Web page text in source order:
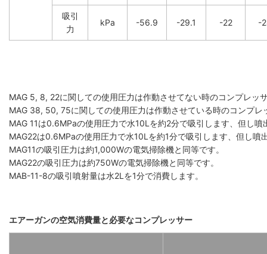
吸引
力
kPa -56.9 -29.1 -22 -
MAG 5, 8, 22に関しての使用圧力は作動させてない時のコンプレッ
MAG 38, 50, 75に関しての使用圧力は作動させている時のコンプレ
MAG 11は0.6MPaの使用圧力で水10Lを約2分で吸引します、但し
MAG22は0.6MPaの使用圧力で水10Lを約1分で吸引します、但し噴
MAG11の吸引圧力は約1,000Wの電気掃除機と同等です。
MAG22の吸引圧力は約750Wの電気掃除機と同等です。
MAB-11-8の吸引噴射量は水2Lを1分で消費します。
エアーガンの空気消費量と必要なコンプレッサー